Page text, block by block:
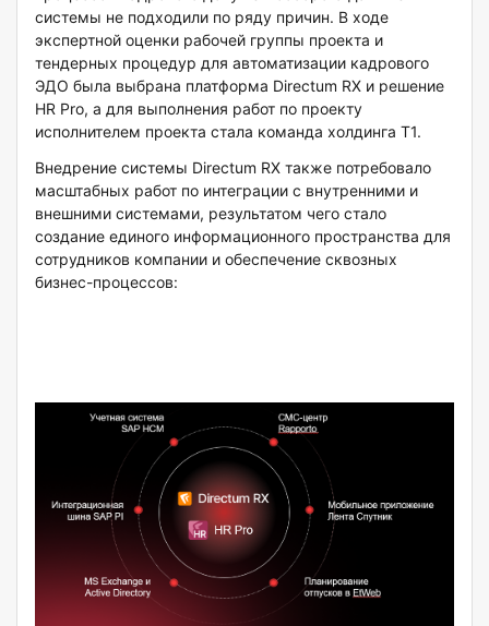
системы не подходили по ряду причин. В ходе
экспертной оценки рабочей группы проекта и
тендерных процедур для автоматизации кадрового
ЭДО была выбрана платформа Directum RX и решение
HR Pro, а для выполнения работ по проекту
исполнителем проекта стала команда холдинга Т1.
Внедрение системы Directum RX также потребовало
масштабных работ по интеграции с внутренними и
внешними системами, результатом чего стало
создание единого информационного пространства для
сотрудников компании и обеспечение сквозных
бизнес-процессов: